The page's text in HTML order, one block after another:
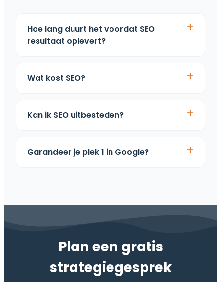
Hoe lang duurt het voordat SEO
resultaat oplevert?
Wat kost SEO?
Kan ik SEO uitbesteden?
Garandeer je plek 1 in Google?
Plan een gratis
strategiegesprek